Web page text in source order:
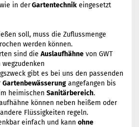
in derGartentechnik eingesetzt
soll, muss die Zuflussmenge
werden können.
sind die Auslaufhähne von GWT
gibt es bei uns den passenden
Gartenbewässerung angefangen bis
heimischen Sanitärbereich.
können neben heißem oder
Flüssigkeiten regeln.
einfach und kann ohne